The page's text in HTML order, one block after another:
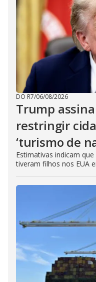
DO R7/06/08/2026
Trump
restringir
‘turismo de
Estimativas indicam
tiveram filhos nos EUA